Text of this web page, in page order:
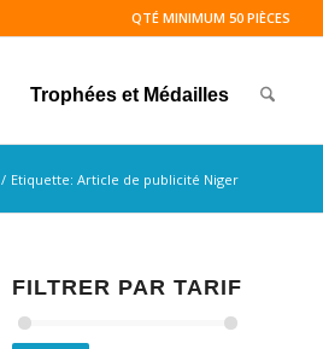
QTÉ MINIMUM 50 PIÈCES
Trophées et Médailles
/ Etiquette: Article de publicité Niger
FILTRER PAR TARIF